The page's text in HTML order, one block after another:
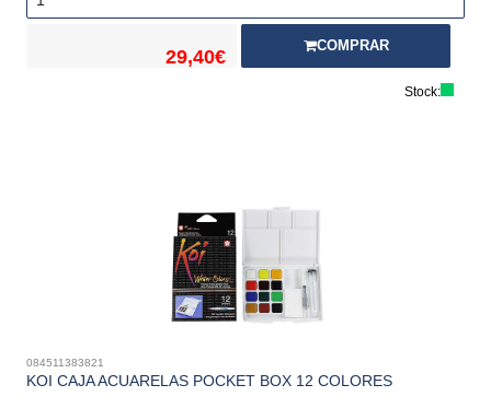
29,40€
COMPRAR
Stock:
084511383821
KOI CAJA ACUARELAS POCKET BOX 12 COLORES